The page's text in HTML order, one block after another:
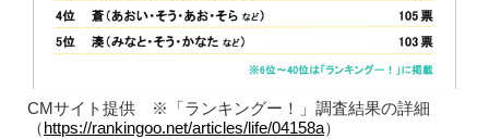
CMサイト提供 ※「ランキングー！」調査結果の詳細
（https://rankingoo.net/articles/life/04158a）